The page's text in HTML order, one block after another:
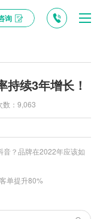
询
续3年增长！
数：9,063
音？品牌在2022年应该如
单提升80%